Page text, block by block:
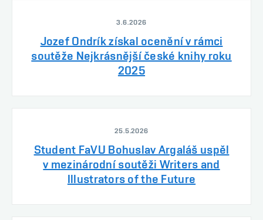
3.6.2026
Jozef Ondrík získal ocenění v rámci
soutěže Nejkrásnější české knihy roku
2025
25.5.2026
Student FaVU Bohuslav Argaláš uspěl
v mezinárodní soutěži Writers and
Illustrators of the Future